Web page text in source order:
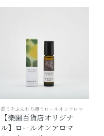
香りをふんわり纏うロールオンアロマ
【樂園百貨店オリジナ
ル】ロールオンアロマ